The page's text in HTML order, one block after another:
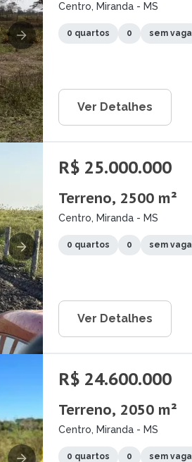
Centro, Miranda - MS
0 quartos 0 sem vaga
Ver Detalhes
R$ 25.000.000
Terreno, 2500 m²
Centro, Miranda - MS
0 quartos 0 sem vaga
Ver Detalhes
R$ 24.600.000
Terreno, 2050 m²
Centro, Miranda - MS
0 quartos 0 sem vaga